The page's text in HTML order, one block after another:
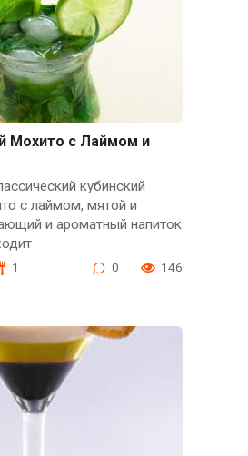
Мохито с Лаймом и
кубинский
с лаймом, мятой и
и ароматный напиток
1 0 146